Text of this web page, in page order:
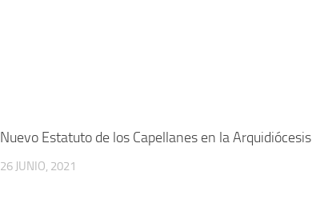
Nuevo Estatuto de los Capellanes en la Arquidiócesis
26 JUNIO, 2021